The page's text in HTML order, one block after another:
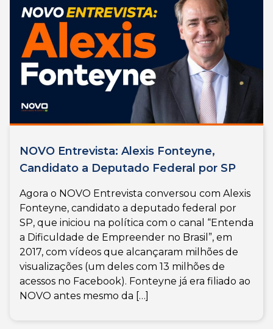
NOVO Entrevista: Alexis Fonteyne,
Candidato a Deputado Federal por SP
Agora o NOVO Entrevista conversou com Alexis
Fonteyne, candidato a deputado federal por
SP, que iniciou na política com o canal “Entenda
a Dificuldade de Empreender no Brasil”, em
2017, com vídeos que alcançaram milhões de
visualizações (um deles com 13 milhões de
acessos no Facebook). Fonteyne já era filiado ao
NOVO antes mesmo da […]